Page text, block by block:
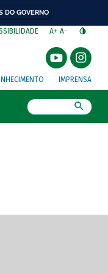
DO GOVERNO
A+ A-
IMPRENSA